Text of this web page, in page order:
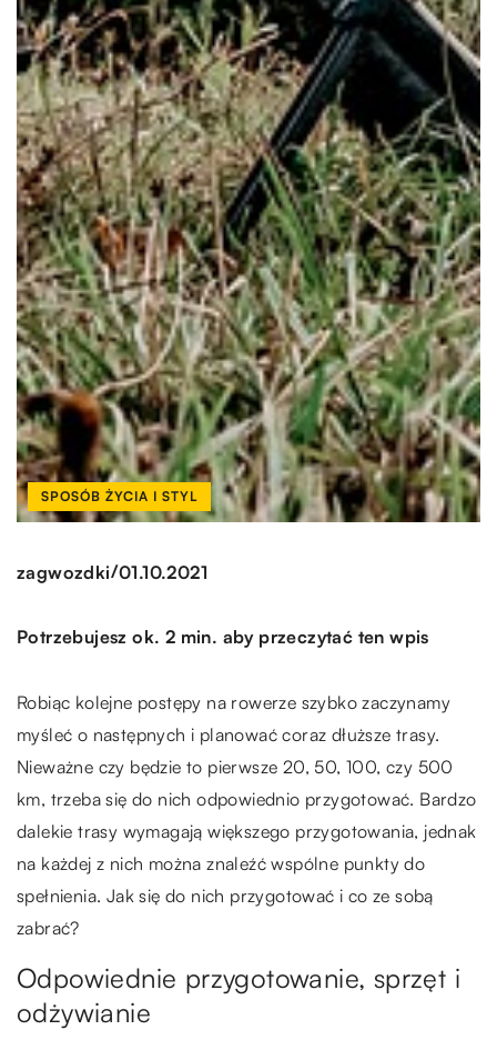
SPOSÓB ŻYCIA I STYL
zagwozdki/01.10.2021
Potrzebujesz ok. 2 min. aby przeczytać ten wpis
Robiąc kolejne postępy na rowerze szybko zaczynamy
myśleć o następnych i planować coraz dłuższe trasy.
Nieważne czy będzie to pierwsze 20, 50, 100, czy 500
km, trzeba się do nich odpowiednio przygotować. Bardzo
dalekie trasy wymagają większego przygotowania, jednak
na każdej z nich można znaleźć wspólne punkty do
spełnienia. Jak się do nich przygotować i co ze sobą
zabrać?
Odpowiednie przygotowanie, sprzęt i
odżywianie